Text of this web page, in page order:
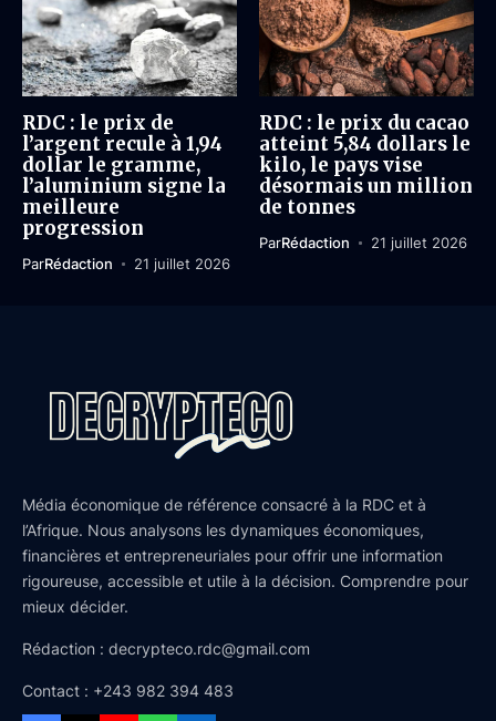
RDC : le prix de
l’argent recule à 1,94
dollar le gramme,
l’aluminium signe la
meilleure
progression
ParRédaction 21 juillet 2026
RDC : le prix du cacao
atteint 5,84 dollars le
kilo, le pays vise
désormais un million
de tonnes
ParRédaction 21 juillet 2026
Média économique de référence consacré à la RDC et à
l’Afrique. Nous analysons les dynamiques économiques,
financières et entrepreneuriales pour offrir une information
rigoureuse, accessible et utile à la décision. Comprendre pour
mieux décider.
Rédaction : decrypteco.rdc@gmail.com
Contact : +243 982 394 483